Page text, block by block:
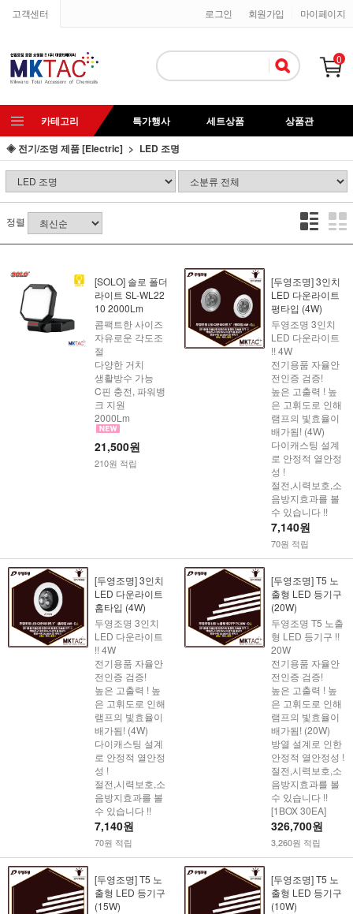
고객센터 마이페이지
회원가입
로그인
0
카테고리 특가행사 세트상품
상품관
◈ 전기/조명 제품 [Electric]
LED 조명
정렬
[SOLO] 솔로 폴더
라이트 SL-WL22
10 2000Lm
콤팩트한 사이즈
자유로운 각도조
절
다양한 거치
생활방수 가능
C핀 충전, 파워뱅
크 지원
2000Lm
21,500원
210원 적립
[두영조명] 3인치
LED 다운라이트
평타입 (4W)
두영조명 3인치
LED 다운라이트
!! 4W
전기용품 자율안
전인증 검증!
높은 고출력 ! 높
은 고휘도로 인해
램프의 빛효율이
배가됨! (4W)
다이캐스팅 설계
로 안정적 열안정
성 !
절전,시력보호,소
음방지효과를 볼
수 있습니다 !!
7,140원
70원 적립
[두영조명] 3인치
LED 다운라이트
홈타입 (4W)
두영조명 3인치
LED 다운라이트
!! 4W
전기용품 자율안
전인증 검증!
높은 고출력 ! 높
은 고휘도로 인해
램프의 빛효율이
배가됨! (4W)
다이캐스팅 설계
로 안정적 열안정
성 !
절전,시력보호,소
음방지효과를 볼
수 있습니다 !!
7,140원
70원 적립
[두영조명] T5 노
출형 LED 등기구
(20W)
두영조명 T5 노출
형 LED 등기구 !!
20W
전기용품 자율안
전인증 검증!
높은 고출력 ! 높
은 고휘도로 인해
램프의 빛효율이
배가됨! (20W)
방열 설계로 인한
안정적 열안정성 !
절전,시력보호,소
음방지효과를 볼
수 있습니다 !!
[1BOX 30EA]
326,700원
3,260원 적립
[두영조명] T5 노
출형 LED 등기구
(15W)
[두영조명] T5 노
출형 LED 등기구
(10W)